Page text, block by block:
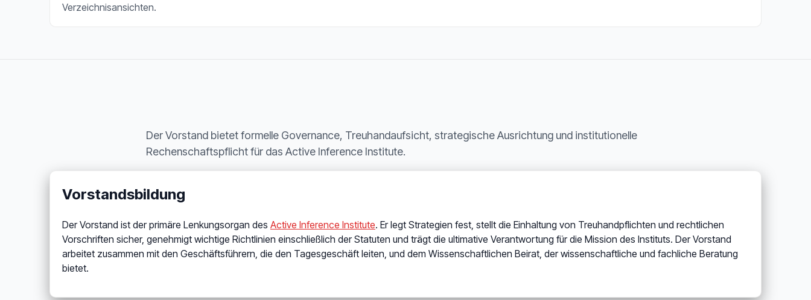
Verzeichnisansichten.
Der Vorstand bietet formelle Governance, Treuhandaufsicht, strategische Ausrichtung und institutionelle
Rechenschaftspflicht für das Active Inference Institute.
Vorstandsbildung
Der Vorstand ist der primäre Lenkungsorgan des Active Inference Institute. Er legt Strategien fest, stellt die Einhaltung von Treuhandpflichten und rechtlichen
Vorschriften sicher, genehmigt wichtige Richtlinien einschließlich der Statuten und trägt die ultimative Verantwortung für die Mission des Instituts. Der Vorstand
arbeitet zusammen mit den Geschäftsführern, die den Tagesgeschäft leiten, und dem Wissenschaftlichen Beirat, der wissenschaftliche und fachliche Beratung
bietet.